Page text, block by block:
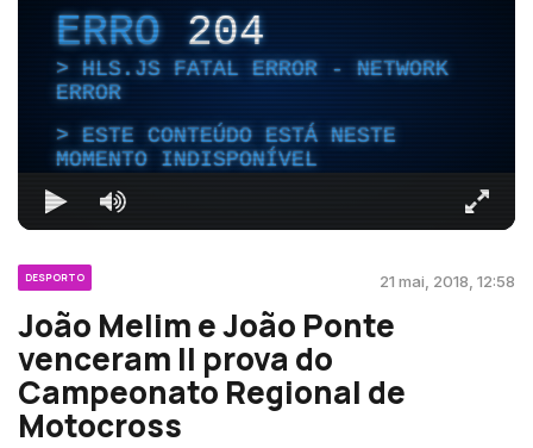
ERRO204
HLS.JS FATAL ERROR - NETWORK
ERROR
ESTE CONTEÚDO ESTÁ NESTE
MOMENTO INDISPONÍVEL
DESPORTO 21 mai, 2018, 12:58
João Melim e João Ponte
venceram II prova do
Campeonato Regional de
Motocross